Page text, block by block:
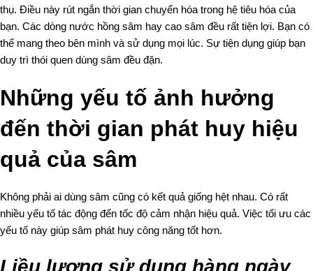
thụ. Điều này rút ngắn thời gian chuyển hóa trong hệ tiêu hóa của
bạn. Các dòng nước hồng sâm hay cao sâm đều rất tiện lợi. Bạn có
thể mang theo bên mình và sử dụng mọi lúc. Sự tiện dụng giúp bạn
duy trì thói quen dùng sâm đều đặn.
Những yếu tố ảnh hưởng
đến thời gian phát huy hiệu
quả của sâm
Không phải ai dùng sâm cũng có kết quả giống hệt nhau. Có rất
nhiều yếu tố tác động đến tốc độ cảm nhận hiệu quả. Việc tối ưu các
yếu tố này giúp sâm phát huy công năng tốt hơn.